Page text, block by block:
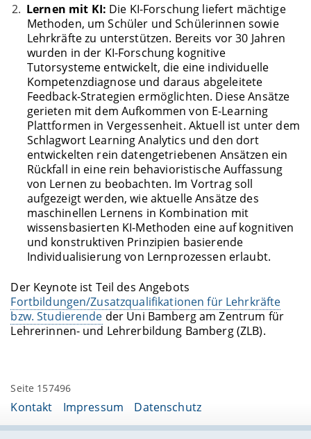
Lernen mit KI: Die KI-Forschung liefert mächtige
Methoden, um Schüler und Schülerinnen sowie
Lehrkräfte zu unterstützen. Bereits vor 30 Jahren
wurden in der KI-Forschung kognitive
Tutorsysteme entwickelt, die eine individuelle
Kompetenzdiagnose und daraus abgeleitete
Feedback-Strategien ermöglichten. Diese Ansätze
gerieten mit dem Aufkommen von E-Learning
Plattformen in Vergessenheit. Aktuell ist unter dem
Schlagwort Learning Analytics und den dort
entwickelten rein datengetriebenen Ansätzen ein
Rückfall in eine rein behavioristische Auffassung
von Lernen zu beobachten. Im Vortrag soll
aufgezeigt werden, wie aktuelle Ansätze des
maschinellen Lernens in Kombination mit
wissensbasierten KI-Methoden eine auf kognitiven
und konstruktiven Prinzipien basierende
Individualisierung von Lernprozessen erlaubt.
Der Keynote ist Teil des Angebots
Fortbildungen/Zusatzqualifikationen für Lehrkräfte
bzw. Studierende der Uni Bamberg am Zentrum für
Lehrerinnen- und Lehrerbildung Bamberg (ZLB).
Seite 157496
Kontakt Impressum Datenschutz